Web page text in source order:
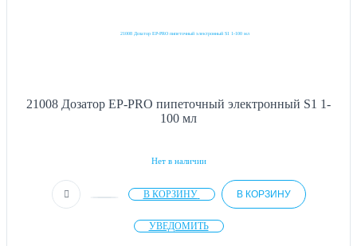
21008 Дозатор EP-PRO пипеточный электронный S1 1-
100 мл
Нет в наличии
В КОРЗИНУ В КОРЗИНУ
УВЕДОМИТЬ